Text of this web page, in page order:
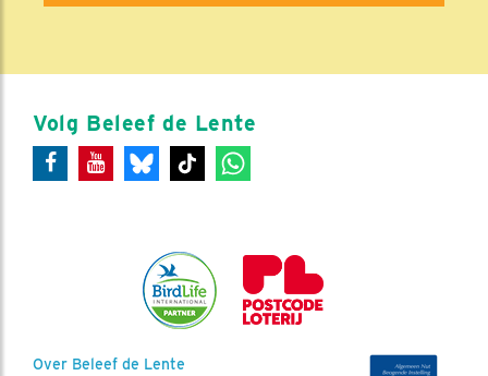
Volg Beleef de Lente
Over Beleef de Lente